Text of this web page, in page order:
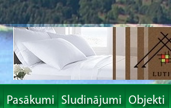
Pasākumi Sludinājumi Objekti